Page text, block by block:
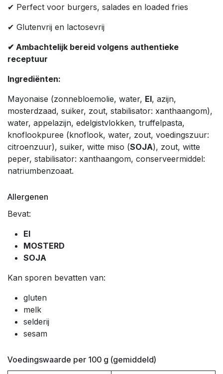
✔ Perfect voor burgers, salades en loaded fries
✔ Glutenvrij en lactosevrij
✔ Ambachtelijk bereid volgens authentieke
receptuur
Ingrediënten:
Mayonaise (zonnebloemolie, water, EI, azijn,
mosterdzaad, suiker, zout, stabilisator: xanthaangom),
water, appelazijn, edelgistvlokken, truffelpasta,
knoflookpuree (knoflook, water, zout, voedingszuur:
citroenzuur), suiker, witte miso (SOJA), zout, witte
peper, stabilisator: xanthaangom, conserveermiddel:
natriumbenzoaat.
Allergenen
Bevat:
EI
MOSTERD
SOJA
Kan sporen bevatten van:
gluten
melk
selderij
sesam
Voedingswaarde per 100 g (gemiddeld)